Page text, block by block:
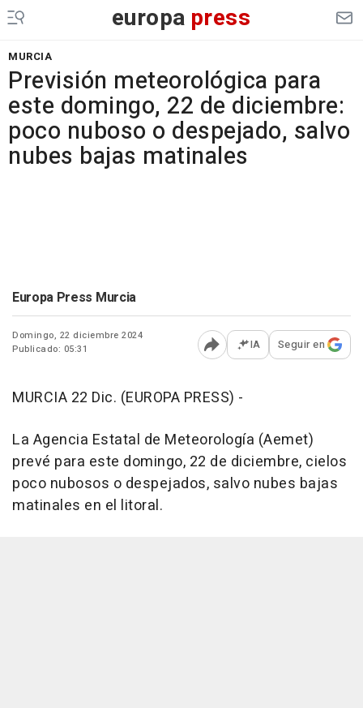
europa press
MURCIA
Previsión meteorológica para
este domingo, 22 de diciembre:
poco nuboso o despejado, salvo
nubes bajas matinales
Europa Press Murcia
Domingo, 22 diciembre 2024
Publicado: 05:31
Abrir opciones para
IA Seguir en
MURCIA 22 Dic. (EUROPA PRESS) -
La Agencia Estatal de Meteorología (Aemet)
prevé para este domingo, 22 de diciembre, cielos
poco nubosos o despejados, salvo nubes bajas
matinales en el litoral.